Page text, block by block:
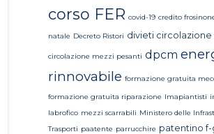
corso FER covid-19 credito
natale Decreto Ristori divieti circolazione
circolazione mezzi pesanti dpcm
rinnovabile formazione gratuita
formazione gratuita riparazione Imapiantisti
labrofico mezzi scarrabili Ministero delle
Trasporti paatente parrucchire patentino f-